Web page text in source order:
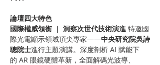
論壇四大特色
國際權威領銜 ｜ 洞察次世代技術演進 特邀國
際光電顯示領域頂尖專家——中央研究院吳詩
聰院士進行主題演講。深度剖析 AI 賦能下
的 AR 眼鏡硬體革新，全面解碼光波導、